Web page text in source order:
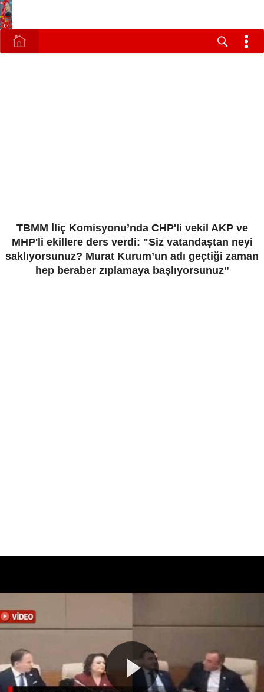
TBMM İliç Komisyonu’nda CHP'li vekil AKP ve
MHP'li ekillere ders verdi: "Siz vatandaştan neyi
saklıyorsunuz? Murat Kurum’un adı geçtiği zaman
hep beraber zıplamaya başlıyorsunuz”